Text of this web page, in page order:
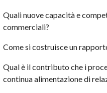
Quali nuove capacità e
commerciali?
Come si costruisce un
Qual è il contributo che i
continua alimentazione di